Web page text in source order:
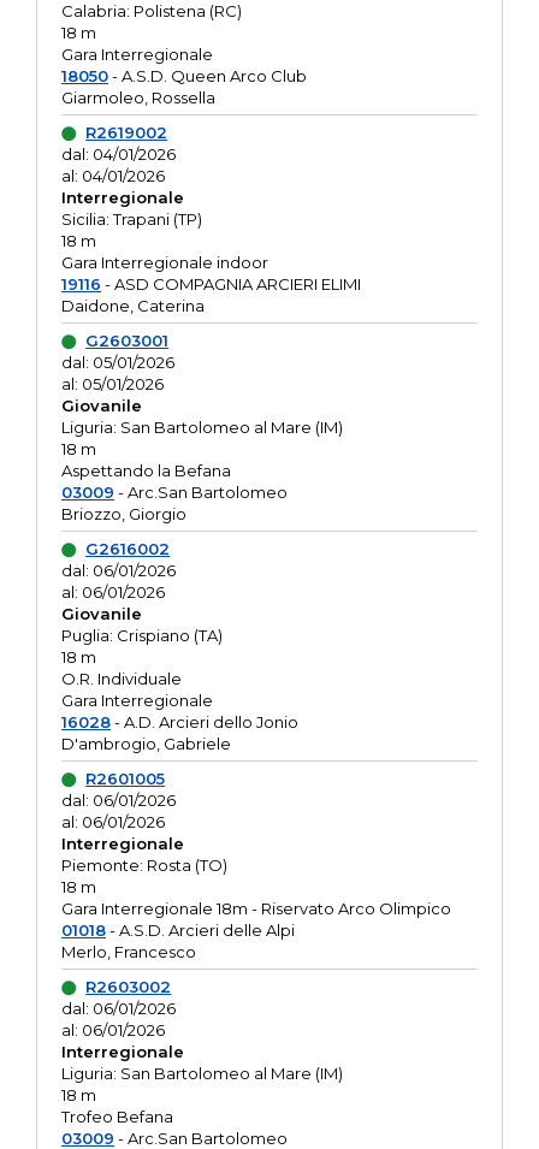
Calabria: Polistena (RC)
18 m
Gara Interregionale
18050- A.S.D. Queen Arco Club
Giarmoleo, Rossella
R2619002
dal: 04/01/2026
al: 04/01/2026
Interregionale
Sicilia: Trapani (TP)
18 m
Gara Interregionale indoor
19116 - ASD COMPAGNIA ARCIERI ELIMI
Daidone, Caterina
G2603001
dal: 05/01/2026
al: 05/01/2026
Giovanile
Liguria: San Bartolomeo al Mare (IM)
18 m
Aspettando la Befana
03009 - Arc.San Bartolomeo
Briozzo, Giorgio
G2616002
dal: 06/01/2026
al: 06/01/2026
Giovanile
Puglia: Crispiano (TA)
18 m
O.R. Individuale
Gara Interregionale
16028- A.D. Arcieri dello Jonio
D'ambrogio, Gabriele
R2601005
dal: 06/01/2026
al: 06/01/2026
Interregionale
Piemonte: Rosta (TO)
18 m
Gara Interregionale 18m - Riservato Arco Olimpico
01018- A.S.D. Arcieri delle Alpi
Merlo, Francesco
R2603002
dal: 06/01/2026
al: 06/01/2026
Interregionale
Liguria: San Bartolomeo al Mare (IM)
18 m
Trofeo Befana
03009 - Arc.San Bartolomeo